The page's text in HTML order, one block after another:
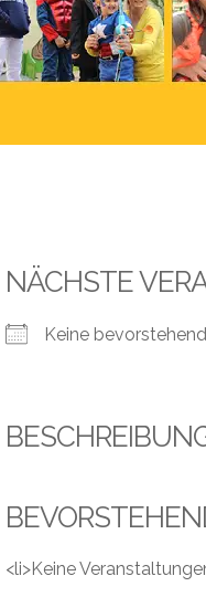
NÄCHSTE
Keine
<li>Keine